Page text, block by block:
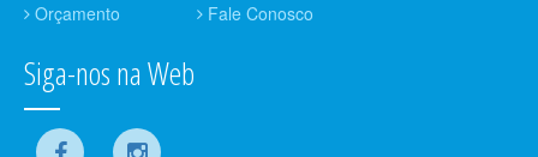
Orçamento
Fale Conosco
Siga-nos na Web